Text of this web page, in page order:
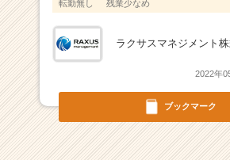
成
カ
良
働
ブックマーク
転勤無し
残業少なめ
ラクサスマネジメント
2022年